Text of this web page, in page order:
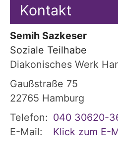
Kontakt
Semih Sazkeser
Soziale Teilhabe
Diakonisches Werk
Gaußstraße 75
22765 Hamburg
Telefon: 040 30620-
E-Mail:
Klick zum E-